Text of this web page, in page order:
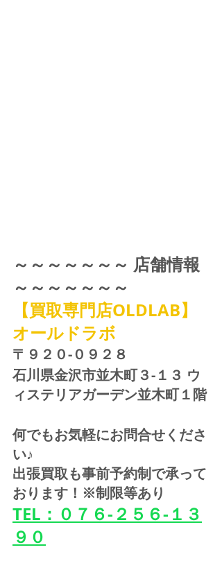
～～～～～～～ 店舗情報
～～～～～～～
【買取専門店OLDLAB】
オールドラボ
〒９２０-０９２８
石川県金沢市並木町３-１３ ウ
ィステリアガーデン並木町１階
何でもお気軽にお問合せくださ
い♪
出張買取も事前予約制で承って
おります！※制限等あり
TEL：０７６-２５６-１３
９０